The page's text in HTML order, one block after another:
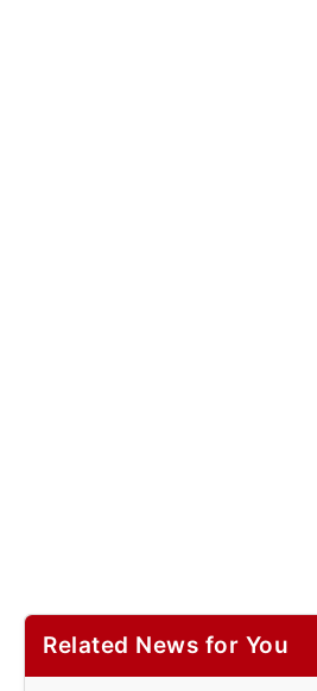
Related News for You